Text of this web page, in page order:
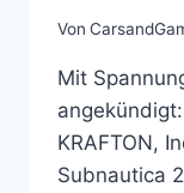
Von
Mit
KRAFTON,
Subnautica